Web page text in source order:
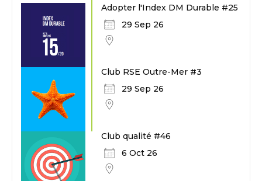
Adopter l'Index DM Durable #25
29 Sep 26
Club RSE Outre-Mer #3
29 Sep 26
Club qualité #46
6 Oct 26